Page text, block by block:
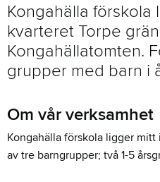
Kongahälla förskola
kvarteret Torpe
Kongahällatomten.
grupper med barn i
Om vår verksamhet
Kongahälla förskola ligger
av tre barngrupper; två 1-5